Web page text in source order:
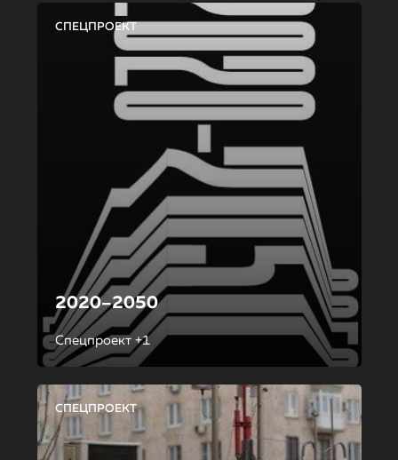
СПЕЦПРОЕКТ
2020–2050
Спецпроект +1
СПЕЦПРОЕКТ